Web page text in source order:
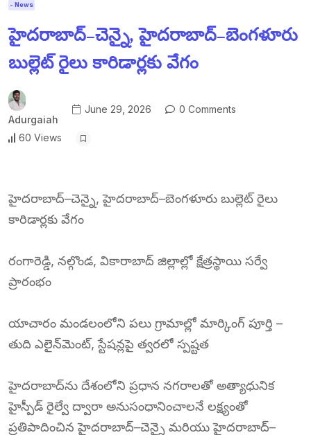
- News
హైదరాబాద్–చెన్నై, హైదరాబాద్–బెంగళూరు
బుల్లెట్ రైలు కారిడార్లకు వేగం
Adurgaiah
June 29, 2026 0 Comments
60 Views
హైదరాబాద్–చెన్నై, హైదరాబాద్–బెంగళూరు బుల్లెట్ రైలు
కారిడార్లకు వేగం
రంగారెడ్డి, నల్గొండ, వికారాబాద్ జిల్లాల్లో క్షేత్రస్థాయి సర్వే
ప్రారంభం
యాచారం మండలంలోని పలు గ్రామాల్లో మార్కింగ్ పూర్తి –
తుది ఎలైన్‌మెంట్, స్టేషన్లపై త్వరలో స్పష్టత
హైదరాబాద్‌ను దేశంలోని ప్రధాన నగరాలతో అత్యాధునిక
హైస్పీడ్ రైల్వే ద్వారా అనుసంధానించాలనే లక్ష్యంతో
ప్రతిపాదించిన హైదరాబాద్–చెన్నై మరియు హైదరాబాద్–